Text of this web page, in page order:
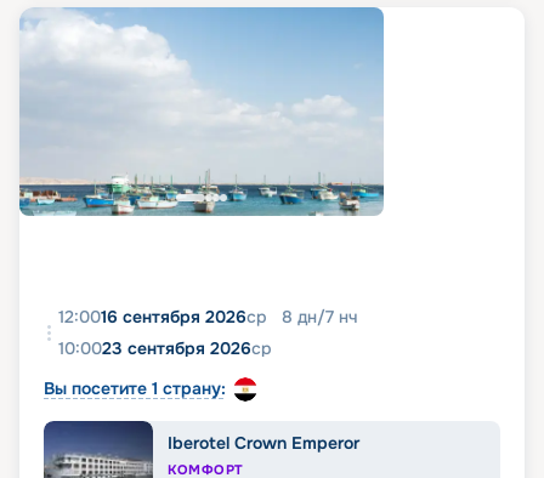
12:0016 сентября 2026ср 8 дн/7 нч
10:0023 сентября 2026ср
Вы посетите 1 страну:
Iberotel Crown Emperor
КОМФОРТ